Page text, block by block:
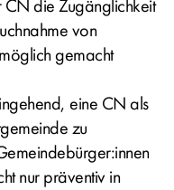
CN die Zugänglichkeit
von
gemacht
eine CN als
zu
nur präventiv in